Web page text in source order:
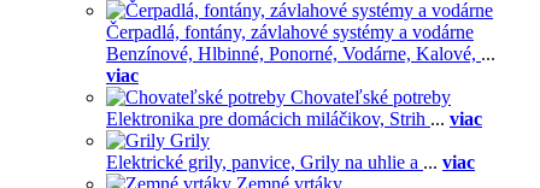
Čerpadlá, fontány, závlahové systémy a vodárne
Benzínové, Hlbinné, Ponorné, Vodárne, Kalové, ...
viac
Chovateľské potreby
Elektronika pre domácich miláčikov, Strih ... viac
Grily
Elektrické grily, panvice, Grily na uhlie a ... viac
Zemné vrtáky